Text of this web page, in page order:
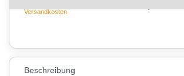
Versandkosten
Beschreibung